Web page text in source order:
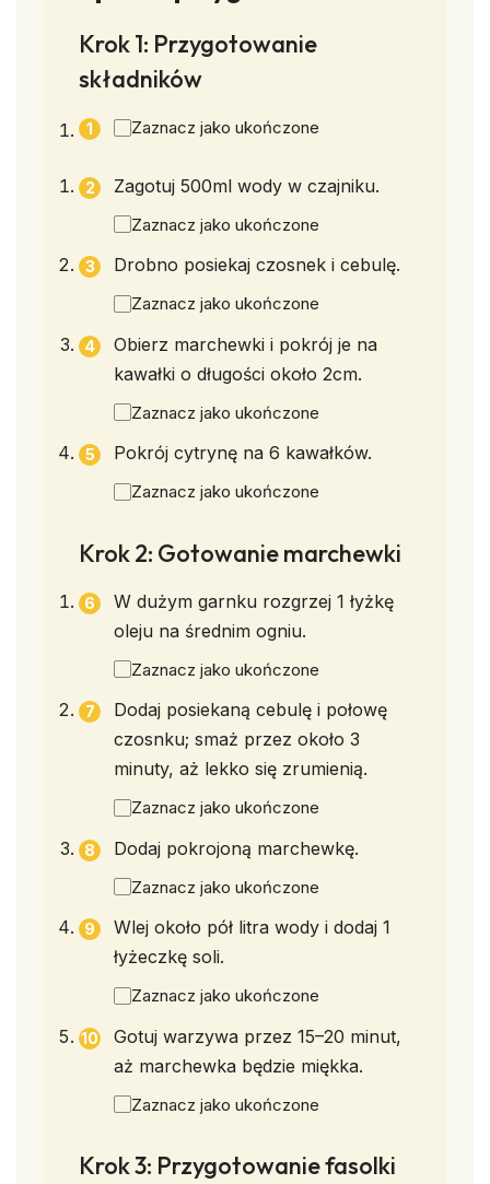
Krok 1: Przygotowanie
składników
Zaznacz jako ukończone
Zagotuj 500ml wody w czajniku.
Zaznacz jako ukończone
Drobno posiekaj czosnek i cebulę.
Zaznacz jako ukończone
Obierz marchewki i pokrój je na
kawałki o długości około 2cm.
Zaznacz jako ukończone
Pokrój cytrynę na 6 kawałków.
Zaznacz jako ukończone
Krok 2: Gotowanie marchewki
W dużym garnku rozgrzej 1 łyżkę
oleju na średnim ogniu.
Zaznacz jako ukończone
Dodaj posiekaną cebulę i połowę
czosnku; smaż przez około 3
minuty, aż lekko się zrumienią.
Zaznacz jako ukończone
Dodaj pokrojoną marchewkę.
Zaznacz jako ukończone
Wlej około pół litra wody i dodaj 1
łyżeczkę soli.
Zaznacz jako ukończone
Gotuj warzywa przez 15–20 minut,
aż marchewka będzie miękka.
Zaznacz jako ukończone
Krok 3: Przygotowanie fasolki